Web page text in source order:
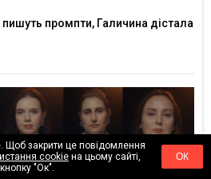
промпти, Галичина дістала
Щоб закрити це повідомлення
cookieна цьому сайті,
"Ок".
ОК